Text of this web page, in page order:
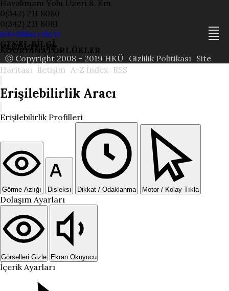
Havalimanı Yolu Üzeri 8. Km
0(342) 211 8080
0(342) 211 8081
info@hku.edu.tr
GENEL BİLGİ
FAKÜLTELER
KOORDİNATÖRLÜKLER
ⓒ Copyright 2008 - 2019 HKÜ Gizlilik Politikası Site
Haritası İletişim A-Z İndex RSS
Erişilebilirlik Aracı
Erişilebilirlik Profilleri
Görme Azlığı Disleksi Dikkat / Odaklanma Motor / Kolay Tıkla
Dolaşım Ayarları
Görselleri Gizle Ekran Okuyucu
İçerik Ayarları